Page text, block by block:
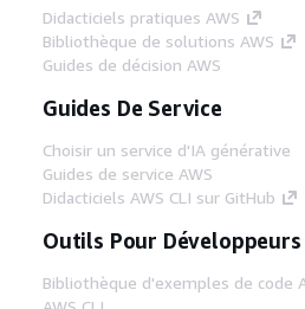
Didacticiels pratiques AWS
Bibliothèque de solutions AWS
Guides de décision AWS
Guides De Service
Choisir un service d'IA générative
Guides de service AWS
Didacticiels AWS CLI sur GitHub
Outils Pour Développeurs
Bibliothèque d'exemples de code